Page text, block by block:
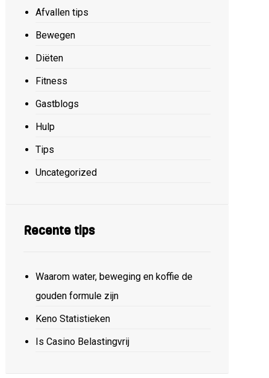
Afvallen tips
Bewegen
Diëten
Fitness
Gastblogs
Hulp
Tips
Uncategorized
Recente tips
Waarom water, beweging en koffie de
gouden formule zijn
Keno Statistieken
Is Casino Belastingvrij